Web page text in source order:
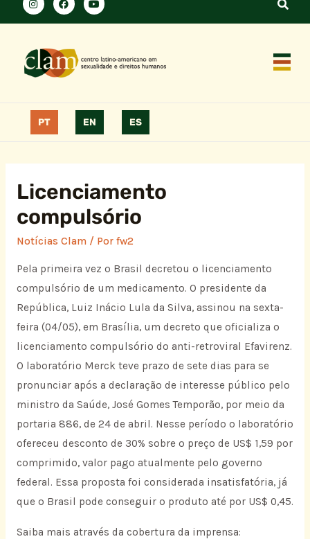
PT EN ES
Licenciamento
compulsório
Notícias Clam/ Por fw2
Pela primeira vez o Brasil decretou o licenciamento
compulsório de um medicamento. O presidente da
República, Luiz Inácio Lula da Silva, assinou na sexta-
feira (04/05), em Brasília, um decreto que oficializa o
licenciamento compulsório do anti-retroviral Efavirenz.
O laboratório Merck teve prazo de sete dias para se
pronunciar após a declaração de interesse público pelo
ministro da Saúde, José Gomes Temporão, por meio da
portaria 886, de 24 de abril. Nesse período o laboratório
ofereceu desconto de 30% sobre o preço de US$ 1,59 por
comprimido, valor pago atualmente pelo governo
federal. Essa proposta foi considerada insatisfatória, já
que o Brasil pode conseguir o produto até por US$ 0,45.
Saiba mais através da cobertura da imprensa: